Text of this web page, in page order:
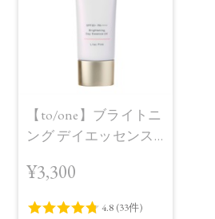
【to/one】ブライトニ
ング デイエッセンス
¥3,300